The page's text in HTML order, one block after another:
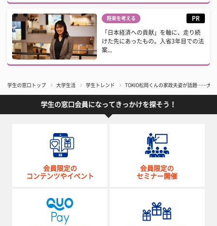
将来を考える PR
「日本経済への貢献」を軸に、走り続
けた先にあったもの。入省3年目での法
案...
学生の窓口トップ 大学生活 学生トレンド TOKIO松岡くんの家政夫姿が話題……大
学生の窓口会員になってきっかけを探そう！
会員限定の
コンテンツやイベント
会員限定の
セミナー開催